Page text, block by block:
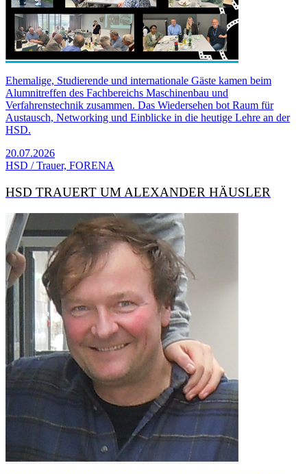
Ehemalige, Studierende und internationale Gäste kamen beim
Alumnitreffen des Fachbereichs Maschinenbau und
Verfahrenstechnik zusammen. Das Wiedersehen bot Raum für
Austausch, Networking und Einblicke in die heutige Lehre an der
HSD.
20.07.2026
HSD / Trauer, FORENA
HSD TRAUERT UM ALEXANDER HÄUSLER